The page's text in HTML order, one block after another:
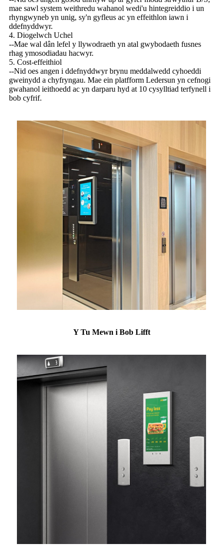
mae sawl system weithredu wahanol wedi'u hintegreiddio i un
rhyngwyneb yn unig, sy'n gyfleus ac yn effeithlon iawn i
ddefnyddwyr.
4. Diogelwch Uchel
--Mae wal dân lefel y llywodraeth yn atal gwybodaeth fusnes
rhag ymosodiadau hacwyr.
5. Cost-effeithiol
--Nid oes angen i ddefnyddwyr brynu meddalwedd cyhoeddi
gweinydd a chyfryngau. Mae ein platfform Ledersun yn cefnogi
gwahanol ieithoedd ac yn darparu hyd at 10 cysylltiad terfynell i
bob cyfrif.
Y Tu Mewn i Bob Lifft